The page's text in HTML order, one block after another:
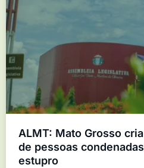
ALMT: Mato Grosso
de pessoas
estupro